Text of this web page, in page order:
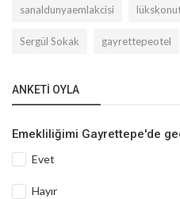
sanaldunyaemlakcisi
Sergül Sokak gayrettepeotel
ANKETI OYLA
Emekliliğimi Gayrettepe'de
Evet
Hayır